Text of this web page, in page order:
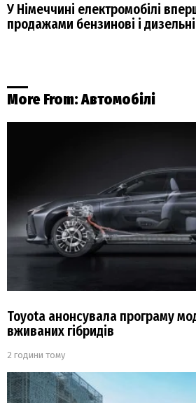
У Німеччині електромобілі
продажами бензинові і
More From:Автомобілі
Toyota анонсувала програму
вживаних гібридів
2 години тому